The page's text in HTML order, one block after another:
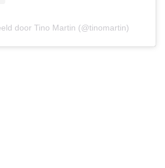
door Tino Martin (@tinomartin)